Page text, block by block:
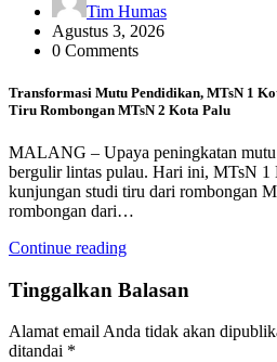
Tim Humas
Agustus 3, 2026
0 Comments
Transformasi Mutu Pendidikan, MTsN 1
Tiru Rombongan MTsN 2 Kota Palu
MALANG – Upaya peningkatan mutu
bergulir lintas pulau. Hari ini, MTsN 1
kunjungan studi tiru dari rombongan
rombongan dari…
Continue reading
Tinggalkan Balasan
Alamat email Anda tidak akan
ditandai *